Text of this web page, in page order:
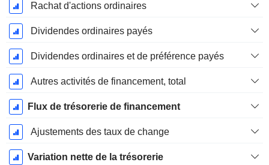
Rachat d'actions ordinaires
Dividendes ordinaires payés
Dividendes ordinaires et de préférence payés
Autres activités de financement, total
Flux de trésorerie de financement
Ajustements des taux de change
Variation nette de la trésorerie